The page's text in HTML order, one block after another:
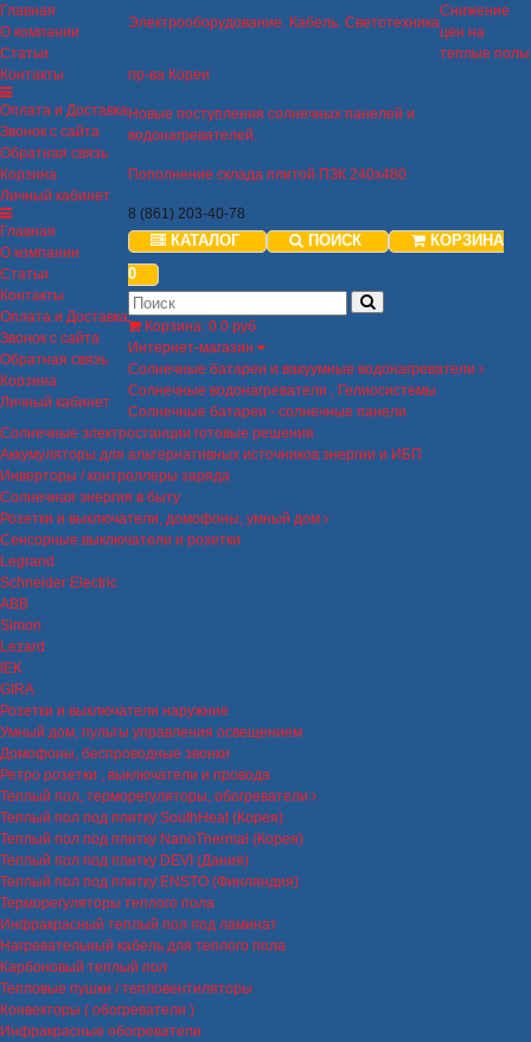
Главная
О компании
Статьи
Контакты
Оплата и Доставка
Звонок с сайта
Обратная связь
Корзина
Личный кабинет
Главная
О компании
Статьи
Контакты
Оплата и Доставка
Звонок с сайта
Обратная связь
Корзина
Личный кабинет
Электрооборудование. Кабель. Светотехника
Снижение
цен на
теплые полы
пр-ва Кореи
Новые поступления солнечных панелей и
водонагревателей.
Пополнение склада плитой ПЗК 240х480
8 (861) 203-40-78
КАТАЛОГ ПОИСК
КОРЗИНА
0
Корзина: 0 0 руб
Интернет-магазин
Солнечные батареи и вакуумные водонагреватели
Солнечные водонагреватели , Гелиосистемы
Солнечные батареи - солнечные панели
Солнечные электростанции готовые решения
Аккумуляторы для альтернативных источников энергии и ИБП
Инверторы / контроллеры заряда
Солнечная энергия в быту
Розетки и выключатели, домофоны, умный дом
Сенсорные выключатели и розетки
Legrand
Schneider Electric
ABB
Simon
Lezard
IEK
GIRA
Розетки и выключатели наружние
Умный дом, пульты управления освещением
Домофоны, беспроводные звонки
Ретро розетки , выключатели и провода
Теплый пол, терморегуляторы, обогреватели
Теплый пол под плитку SouthHeat (Корея)
Теплый пол под плитку NanoThermal (Корея)
Теплый пол под плитку DEVI (Дания)
Теплый пол под плитку ENSTO (Финляндия)
Терморегуляторы теплого пола
Инфракрасный теплый пол под ламинат
Нагревательный кабель для теплого пола
Карбоновый теплый пол
Тепловые пушки / тепловентиляторы
Конвекторы ( обогреватели )
Инфракрасные обогреватели